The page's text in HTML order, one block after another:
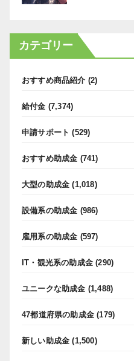
カテゴリー
おすすめ商品紹介 (2)
給付金 (7,374)
申請サポート (529)
おすすめ助成金 (741)
大型の助成金 (1,018)
設備系の助成金 (986)
雇用系の助成金 (597)
IT・観光系の助成金 (290)
ユニークな助成金 (1,488)
47都道府県の助成金 (179)
新しい助成金 (1,500)